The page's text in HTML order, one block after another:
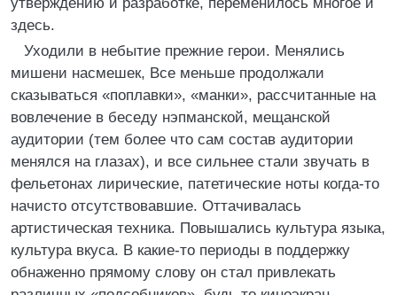
здесь.
Уходили в небытие прежние герои. Менялись
мишени насмешек, Все меньше продолжали
сказываться «поплавки», «манки», рассчитанные на
вовлечение в беседу нэпманской, мещанской
аудитории (тем более что сам состав аудитории
менялся на глазах), и все сильнее стали звучать в
фельетонах лирические, патетические ноты когда-то
начисто отсутствовавшие. Оттачивалась
артистическая техника. Повышались культура языка,
культура вкуса. В какие-то периоды в поддержку
обнаженно прямому слову он стал привлекать